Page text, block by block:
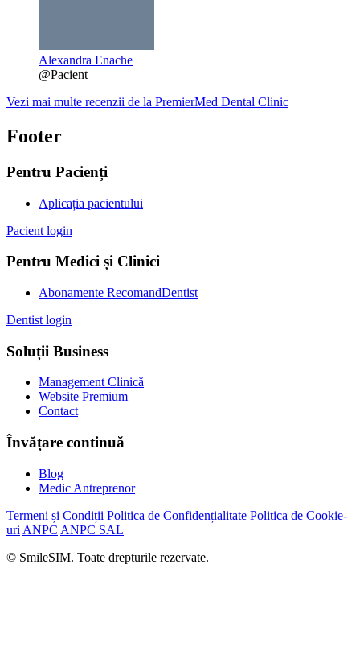
Alexandra Enache
@Pacient
Vezi mai multe recenzii de la PremierMed Dental Clinic
Footer
Pentru Pacienți
Aplicația pacientului
Pacient login
Pentru Medici și Clinici
Abonamente RecomandDentist
Dentist login
Soluții Business
Management Clinică
Website Premium
Contact
Învățare continuă
Blog
Medic Antreprenor
Termeni și Condiții Politica de Confidențialitate Politica de Cookie-
uri ANPC ANPC SAL
© SmileSIM. Toate drepturile rezervate.